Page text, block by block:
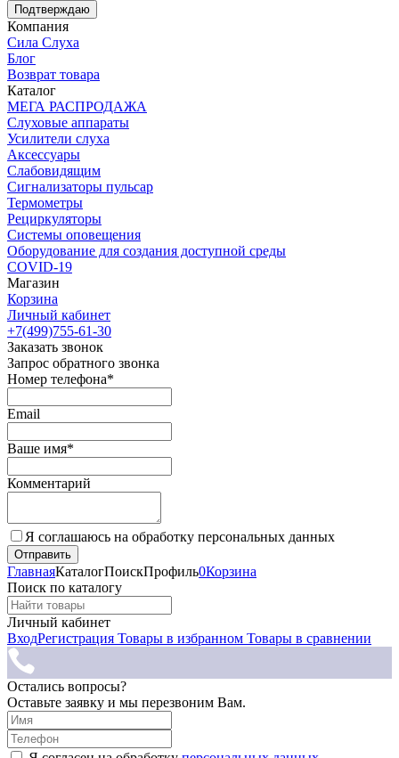
Подтверждаю
Компания
Сила Слуха
Блог
Возврат товара
Каталог
МЕГА РАСПРОДАЖА
Слуховые аппараты
Усилители слуха
Аксессуары
Слабовидящим
Сигнализаторы пульсар
Термометры
Рециркуляторы
Cистемы оповещения
Оборудование для создания доступной среды
COVID-19
Магазин
Корзина
Личный кабинет
+7(499)755-61-30
Заказать звонок
Запрос обратного звонка
Номер телефона*
Email
Ваше имя*
Комментарий
Я соглашаюсь на обработку персональных данных
ГлавнаяКаталогПоискПрофиль0Корзина
Поиск по каталогу
Личный кабинет
ВходРегистрация Товары в избранном Товары в сравнении
Остались вопросы?
Оставьте заявку и мы перезвоним Вам.